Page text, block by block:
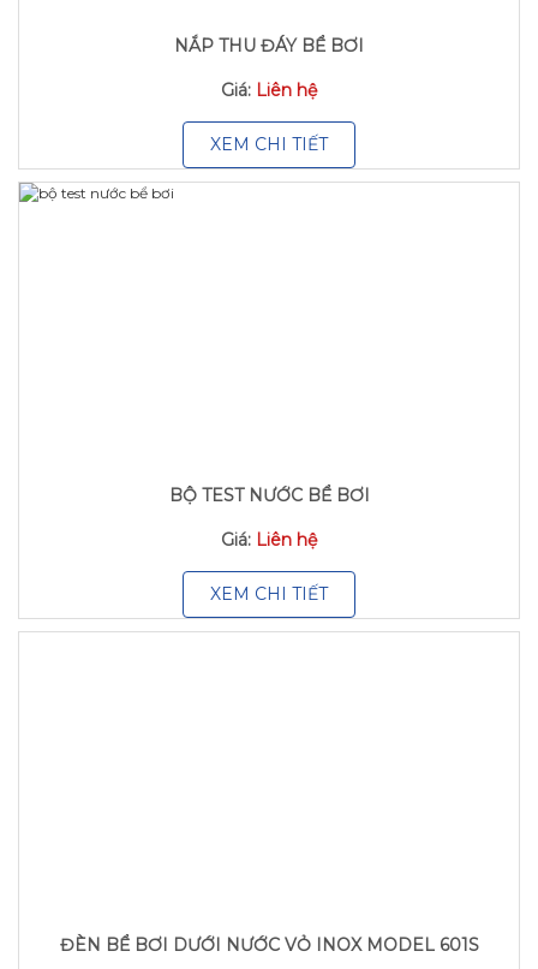
NẮP THU ĐÁY BỂ BƠI
Giá: Liên hệ
XEM CHI TIẾT
BỘ TEST NƯỚC BỂ BƠI
Giá: Liên hệ
XEM CHI TIẾT
ĐÈN BỂ BƠI DƯỚI NƯỚC VỎ INOX MODEL 601S